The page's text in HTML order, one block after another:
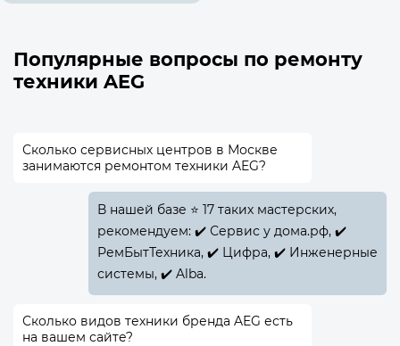
Популярные вопросы по ремонту
техники AEG
Сколько сервисных центров в Москве
занимаются ремонтом техники AEG?
В нашей базе ⭐ 17 таких мастерских,
рекомендуем: ✔️ Сервис у дома.рф, ✔️
РемБытТехника, ✔️ Цифра, ✔️ Инженерные
системы, ✔️ Alba.
Сколько видов техники бренда AEG есть
на вашем сайте?